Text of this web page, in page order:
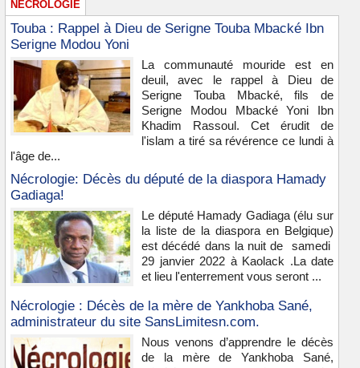
NÉCROLOGIE
Touba : Rappel à Dieu de Serigne Touba Mbacké Ibn
Serigne Modou Yoni
La communauté mouride est en
deuil, avec le rappel à Dieu de
Serigne Touba Mbacké, fils de
Serigne Modou Mbacké Yoni Ibn
Khadim Rassoul. Cet érudit de
l'islam a tiré sa révérence ce lundi à
l'âge de...
Nécrologie: Décès du député de la diaspora Hamady
Gadiaga!
Le député Hamady Gadiaga (élu sur
la liste de la diaspora en Belgique)
est décédé dans la nuit de samedi
29 janvier 2022 à Kaolack .La date
et lieu l'enterrement vous seront ...
Nécrologie : Décès de la mère de Yankhoba Sané,
administrateur du site SansLimitesn.com.
Nous venons d’apprendre le décès
de la mère de Yankhoba Sané,